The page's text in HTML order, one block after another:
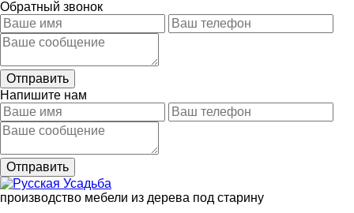
Обратный звонок
Напишите нам
производство мебели из дерева под старину